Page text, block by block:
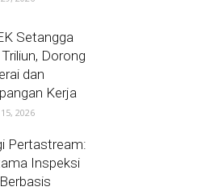
Setangga
Dorong
dan
Kerja
2026
Pertastream:
Inspeksi